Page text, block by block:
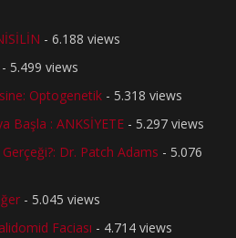
- 6.188 views
- 5.499 views
Optogenetik - 5.318 views
Başla : ANKSİYETE - 5.297 views
Dr. Patch Adams - 5.076
- 5.045 views
Faciası - 4.714 views